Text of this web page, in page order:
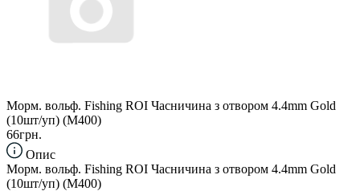
Морм. вольф. Fishing ROI Часничина з отвором 4.4mm Gold
(10шт/уп) (M400)
66грн.
Опис
Морм. вольф. Fishing ROI Часничина з отвором 4.4mm Gold
(10шт/уп) (M400)